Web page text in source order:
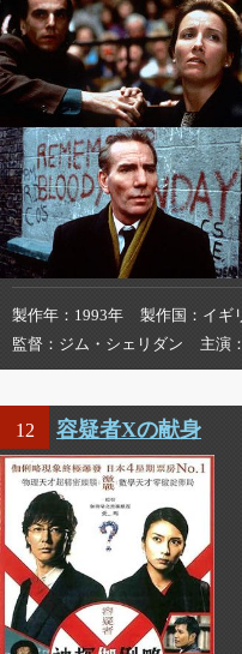
製作年 1993年 製作国 イギ
監督
ジム・シェリダン 主演
12 容疑者Xの献身